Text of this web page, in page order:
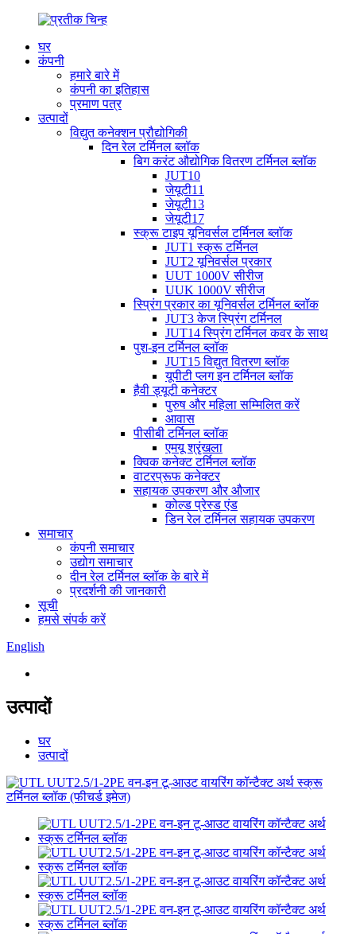
घर
कंपनी
हमारे बारे में
कंपनी का इतिहास
प्रमाण पत्र
उत्पादों
विद्युत कनेक्शन प्रौद्योगिकी
दिन रेल टर्मिनल ब्लॉक
बिग करंट औद्योगिक वितरण टर्मिनल ब्लॉक
JUT10
जेयूटी11
जेयूटी13
जेयूटी17
स्क्रू टाइप यूनिवर्सल टर्मिनल ब्लॉक
JUT1 स्क्रू टर्मिनल
JUT2 यूनिवर्सल प्रकार
UUT 1000V सीरीज
UUK 1000V सीरीज
स्प्रिंग प्रकार का यूनिवर्सल टर्मिनल ब्लॉक
JUT3 केज स्प्रिंग टर्मिनल
JUT14 स्प्रिंग टर्मिनल कवर के साथ
पुश-इन टर्मिनल ब्लॉक
JUT15 विद्युत वितरण ब्लॉक
यूपीटी प्लग इन टर्मिनल ब्लॉक
हैवी ड्यूटी कनेक्टर
पुरुष और महिला सम्मिलित करें
आवास
पीसीबी टर्मिनल ब्लॉक
एमयू श्रृंखला
क्विक कनेक्ट टर्मिनल ब्लॉक
वाटरप्रूफ कनेक्टर
सहायक उपकरण और औजार
कोल्ड प्रेस्ड एंड
डिन रेल टर्मिनल सहायक उपकरण
समाचार
कंपनी समाचार
उद्योग समाचार
दीन रेल टर्मिनल ब्लॉक के बारे में
प्रदर्शनी की जानकारी
सूची
हमसे संपर्क करें
English
उत्पादों
घर
उत्पादों